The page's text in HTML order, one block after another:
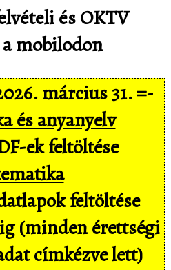
és OKTV
mobilodon
március 31. =-
és anyanyelv
ek feltöltése
feltöltése
(minden érettségi
címkézve lett)